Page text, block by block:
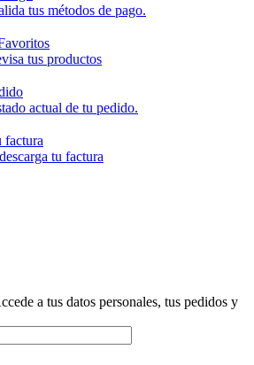
tus métodos de pago.
tus productos
actual de tu pedido.
factura
tu factura
a tus datos personales, tus pedidos y